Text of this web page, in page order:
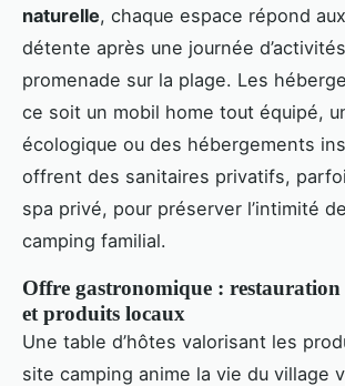
naturelle, chaque espace répond
détente après une journée
promenade sur la plage. Les
ce soit un mobil home tout équipé,
écologique ou des hébergements
offrent des sanitaires privatifs,
spa privé, pour préserver l’intimité
camping familial.
Offre gastronomique : restauration
et produits locaux
Une table d’hôtes valorisant les
site camping anime la vie du village